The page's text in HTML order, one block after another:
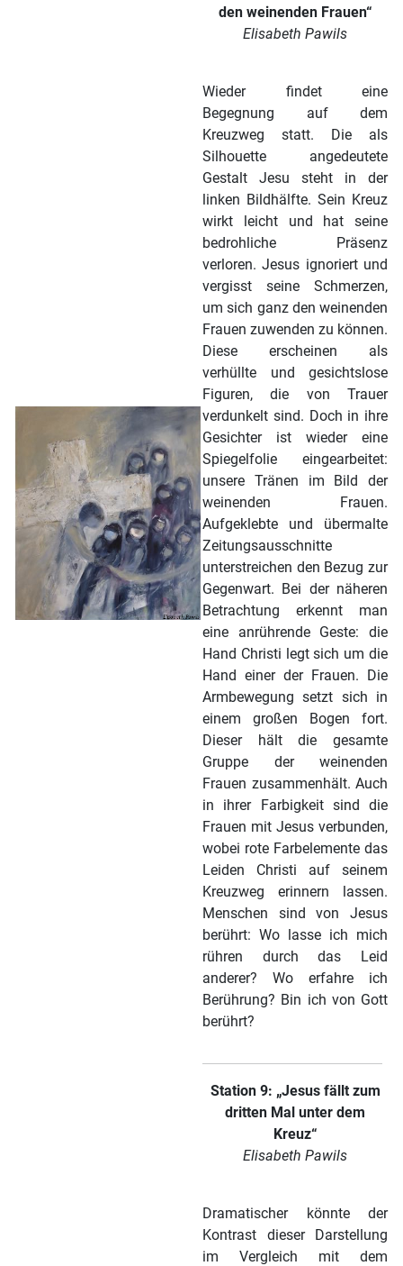
den weinenden Frauen“
Elisabeth Pawils
Wieder findet eine
Begegnung auf dem
Kreuzweg statt. Die als
Silhouette angedeutete
Gestalt Jesu steht in der
linken Bildhälfte. Sein Kreuz
wirkt leicht und hat seine
bedrohliche Präsenz
verloren. Jesus ignoriert und
vergisst seine Schmerzen,
um sich ganz den weinenden
Frauen zuwenden zu können.
Diese erscheinen als
verhüllte und gesichtslose
Figuren, die von Trauer
verdunkelt sind. Doch in ihre
Gesichter ist wieder eine
Spiegelfolie eingearbeitet:
unsere Tränen im Bild der
weinenden Frauen.
Aufgeklebte und übermalte
Zeitungsausschnitte
unterstreichen den Bezug zur
Gegenwart. Bei der näheren
Betrachtung erkennt man
eine anrührende Geste: die
Hand Christi legt sich um die
Hand einer der Frauen. Die
Armbewegung setzt sich in
einem großen Bogen fort.
Dieser hält die gesamte
Gruppe der weinenden
Frauen zusammenhält. Auch
in ihrer Farbigkeit sind die
Frauen mit Jesus verbunden,
wobei rote Farbelemente das
Leiden Christi auf seinem
Kreuzweg erinnern lassen.
Menschen sind von Jesus
berührt: Wo lasse ich mich
rühren durch das Leid
anderer? Wo erfahre ich
Berührung? Bin ich von Gott
berührt?
Station 9: „Jesus fällt zum
dritten Mal unter dem
Kreuz“
Elisabeth Pawils
Dramatischer könnte der
Kontrast dieser Darstellung
im Vergleich mit dem